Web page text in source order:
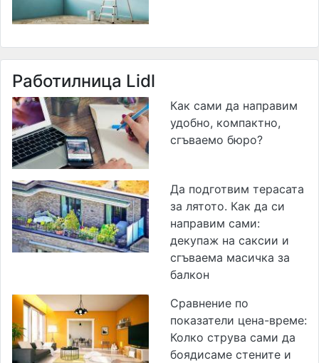
Работилница Lidl
Как сами да направим
удобно, компактно,
сгъваемо бюро?
Да подготвим терасата
за лятото. Как да си
направим сами:
декупаж на саксии и
сгъваема масичка за
балкон
Сравнение по
показатели цена-време:
Колко струва сами да
боядисаме стените и